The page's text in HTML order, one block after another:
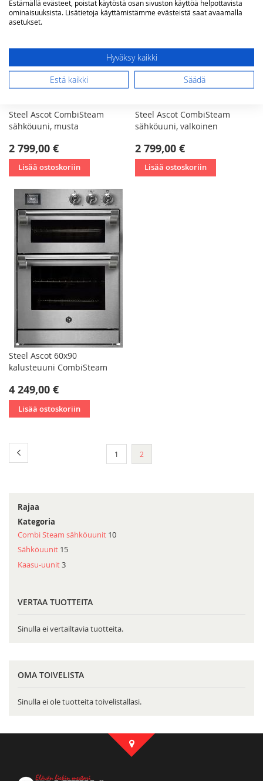
Steel Ascot CombiSteam
sähköuuni, musta
2 799,00 €
Lisää ostoskoriin
Steel Ascot CombiSteam
sähköuuni, valkoinen
2 799,00 €
Lisää ostoskoriin
Steel Ascot 60x90
kalusteuuni CombiSteam
4 249,00 €
Lisää ostoskoriin
Sivu
Sivu
1
You're
currently
2
Rajaa
Kategoria
Combi Steam sähköuunit 10
Sähköuunit 15
Kaasu-uunit3
VERTAA TUOTTEITA
Sinulla ei vertailtavia tuotteita.
OMA TOIVELISTA
Sinulla ei ole tuotteita toivelistallasi.
Estämällä evästeet, poistat käytöstä osan sivuston käyttöä helpottavista
ominaisuuksista. Lisätietoja käyttämistämme evästeistä saat avaamalla
asetukset.
Hyväksy kaikki
Estä kaikki Säädä